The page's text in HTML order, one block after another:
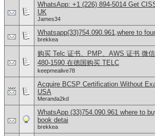
WhatsApp: +1 (226) 894-5014​ Get
UK
James34
Whatsapp(33)754.090.961,where to
brekkea
购买 Telc 证书、PMP、AWS 证书 微
480-1590 在德国购买 TELC
keepmealive78
Acquire BCSP Certification Without
USA
Meranda2kd
WhatsApp (33)754.090.961 where to
book detai
brekkea